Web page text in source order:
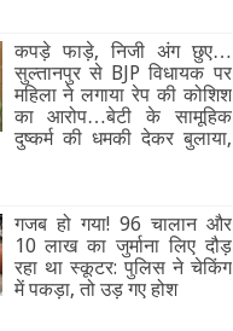
कपड़े फाड़े, निजी अंग छुए…
सुल्तानपुर से BJP विधायक पर
महिला ने लगाया रेप की कोशिश
का आरोप…बेटी के सामूहिक
दुष्कर्म की धमकी देकर बुलाया,
गजब हो गया! 96 चालान और
10 लाख का जुर्माना लिए दौड़
रहा था स्कूटर: पुलिस ने चेकिंग
में पकड़ा, तो उड़ गए होश